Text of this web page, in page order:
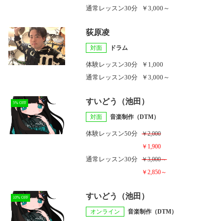
通常レッスン30分 ￥3,000～
荻原凌
対面 ドラム
体験レッスン30分
￥1,000
通常レッスン30分 ￥3,000～
5% OFF すいどう（池田）
対面 音楽制作（DTM）
体験レッスン50分
￥2,000
￥1,900
通常レッスン30分
￥3,000～
￥2,850～
10% OFF すいどう（池田）
オンライン 音楽制作（DTM）